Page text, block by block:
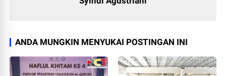
ANDA MUNGKIN MENYUKAI POSTINGAN INI